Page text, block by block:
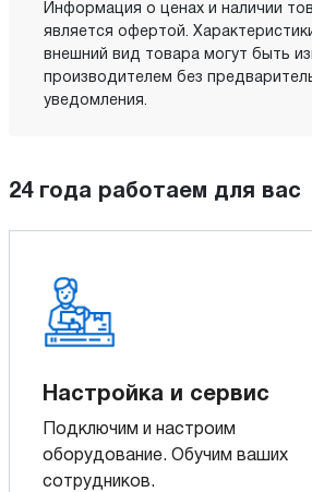
Информация о ценах и наличии
является офертой.
внешний вид товара могут быть
производителем без
уведомления.
24 года работаем для вас
Настройка и сервис
Подключим и настроим
оборудование. Обучим ваших
сотрудников.